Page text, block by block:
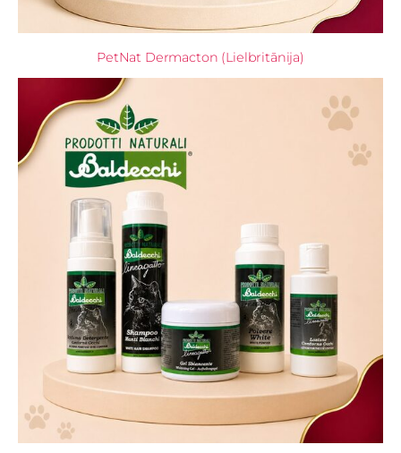
PetNat Dermacton (Lielbritānija)